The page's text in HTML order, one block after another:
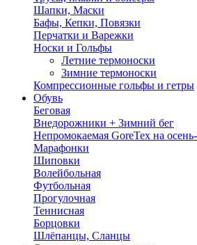
Шапки, Маски
Бафы, Кепки, Повязки
Перчатки и Варежки
Носки и Гольфы
Летние термоноски
Зимние термоноски
Компрессионные гольфы и гетры
Обувь
Беговая
Внедорожники + Зимний бег
Непромокаемая GoreTex на
Марафонки
Шиповки
Волейбольная
Футбольная
Прогулочная
Теннисная
Борцовки
Шлёпанцы, Сланцы